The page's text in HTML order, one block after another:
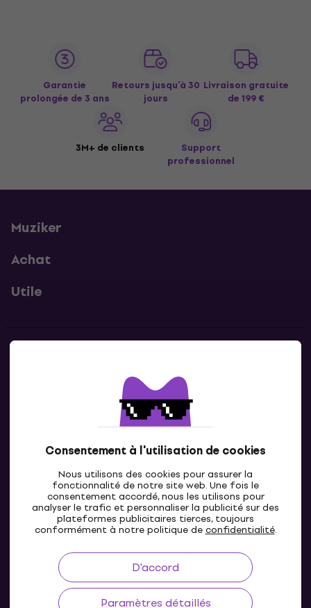
Consentement à l'utilisation de cookies
Nous utilisons des cookies pour assurer la
fonctionnalité de notre site web. Une fois le
consentement accordé, nous les utilisons pour
analyser le trafic et personnaliser la publicité sur des
plateformes publicitaires tierces, toujours
conformément à notre politique deconfidentialité.
D'accord
Paramètres détaillés
Garantie
prolongée de 3 ans
Retours jusqu’à 30
jours
Livraison gratuite
de 199 €
3M+ de clients
Support
professionnel
Muziker
Achat
Utile
Contacte nous
LU